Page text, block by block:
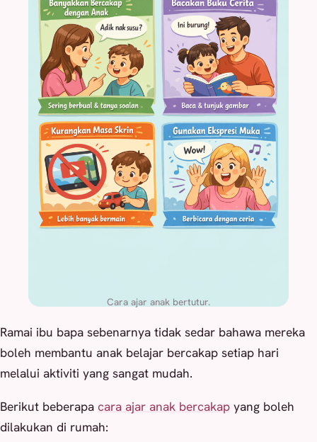
Cara ajar anak bertutur.
Ramai ibu bapa sebenarnya tidak sedar bahawa mereka
boleh membantu anak belajar bercakap setiap hari
melalui aktiviti yang sangat mudah.
Berikut beberapa cara ajar anak bercakap yang boleh
dilakukan di rumah: